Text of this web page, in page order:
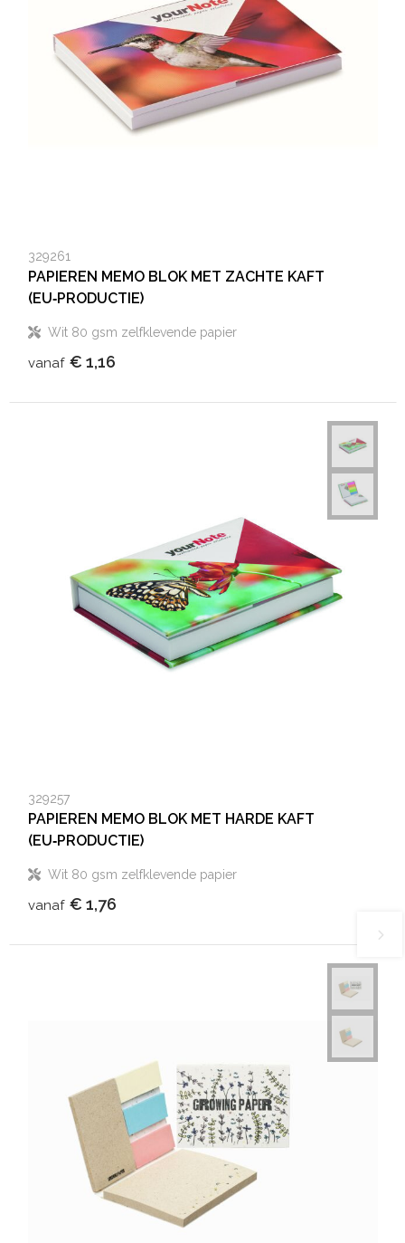
329261
PAPIEREN MEMO BLOK MET ZACHTE KAFT
(EU‑PRODUCTIE)
Wit 80 gsm zelfklevende papier
vanaf € 1,16
329257
PAPIEREN MEMO BLOK MET HARDE KAFT
(EU‑PRODUCTIE)
Wit 80 gsm zelfklevende papier
vanaf € 1,76